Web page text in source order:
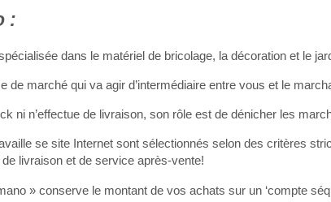
:
dans le matériel de bricolage, la décoration et le
de marché qui va agir d’intermédiaire entre vous et le
ni n’effectue de livraison, son rôle est de dénicher les
se site Internet sont sélectionnés selon des critères
livraison et de service après-vente!
» conserve le montant de vos achats sur un ‘compte